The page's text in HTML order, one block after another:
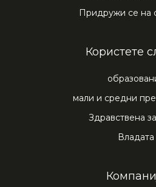
Придружи се на
Користете
мали и средни
Здравствена
Владата